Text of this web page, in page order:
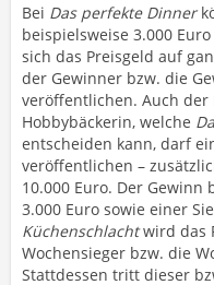
Bei Das perfekte Dinner
beispielsweise 3.000
sich das Preisgeld auf
der Gewinner bzw. die
veröffentlichen. Auch der
Hobbybäckerin, welche
entscheiden kann, darf
veröffentlichen –
10.000 Euro. Der Gewinn
3.000 Euro sowie einer
Küchenschlachtwird das
Wochensieger bzw. die
Stattdessen tritt dieser